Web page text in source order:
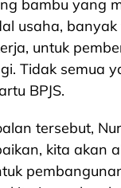
bambu yang
usaha,
untuk
Tidak semua
BPJS.
tersebut,
kita akan